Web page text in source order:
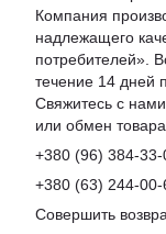
Компания
надлежащего
потребителей».
течение 14 дней
Свяжитесь с
или обмен
+380 (96) 384-33-
+380 (63) 244-00-
Совершить